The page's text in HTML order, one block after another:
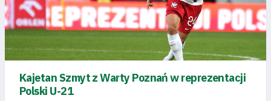
Kajetan Szmyt z Warty Poznań w reprezentacji
Polski U-21